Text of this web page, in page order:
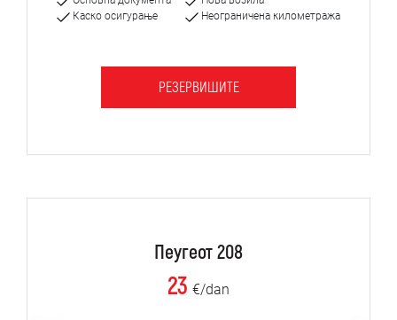
Каско осигурање
Неограничена километража
РЕЗЕРВИШИТЕ
Пеугеот 208
23 €/dan